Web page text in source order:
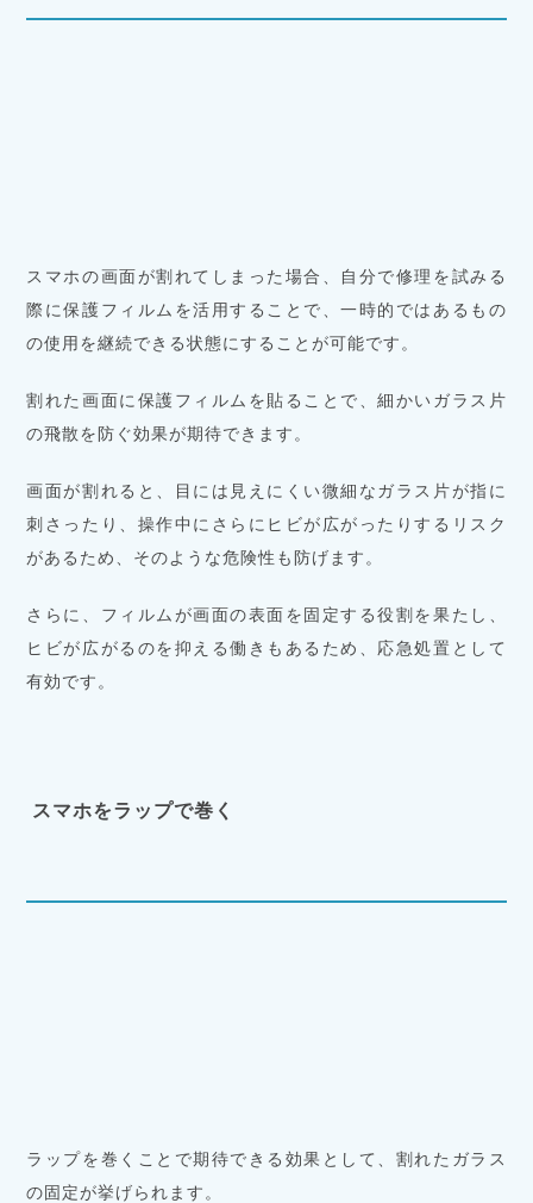
スマホの画面が割れてしまった場合、自分で修理を試みる
際に保護フィルムを活用することで、一時的ではあるもの
の使用を継続できる状態にすることが可能です。
割れた画面に保護フィルムを貼ることで、細かいガラス片
の飛散を防ぐ効果が期待できます。
画面が割れると、目には見えにくい微細なガラス片が指に
刺さったり、操作中にさらにヒビが広がったりするリスク
があるため、そのような危険性も防げます。
さらに、フィルムが画面の表面を固定する役割を果たし、
ヒビが広がるのを抑える働きもあるため、応急処置として
有効です。
スマホをラップで巻く
ラップを巻くことで期待できる効果として、割れたガラス
の固定が挙げられます。